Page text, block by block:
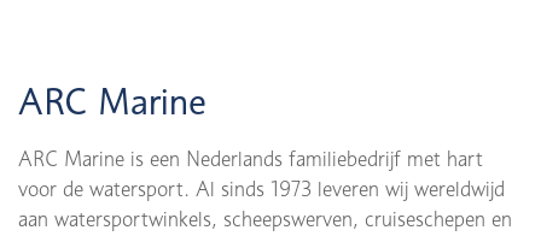
ARC Marine
ARC Marine is een Nederlands familiebedrijf met hart
voor de watersport. Al sinds 1973 leveren wij wereldwijd
aan watersportwinkels, scheepswerven, cruiseschepen en